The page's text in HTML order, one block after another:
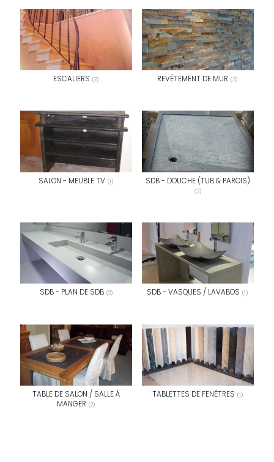
ESCALIERS (2) REVÊTEMENT DE MUR (3)
SALON - MEUBLE TV (1) SDB - DOUCHE (TUB & PAROIS)
(3)
SDB - PLAN DE SDB (2) SDB - VASQUES / LAVABOS (1)
TABLE DE SALON / SALLE À
MANGER (2)
TABLETTES DE FENÊTRES (1)